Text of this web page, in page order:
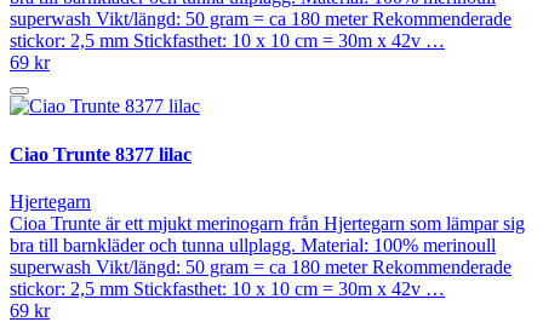
superwash Vikt/längd: 50 gram = ca 180 meter Rekommenderade
stickor: 2,5 mm Stickfasthet: 10 x 10 cm = 30m x 42v …
69 kr
Ciao Trunte 8377 lilac
Hjertegarn
Cioa Trunte är ett mjukt merinogarn från Hjertegarn som lämpar sig
bra till barnkläder och tunna ullplagg. Material: 100% merinoull
superwash Vikt/längd: 50 gram = ca 180 meter Rekommenderade
stickor: 2,5 mm Stickfasthet: 10 x 10 cm = 30m x 42v …
69 kr